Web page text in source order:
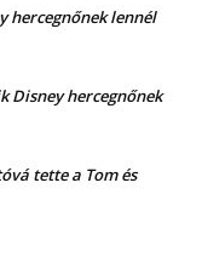
hercegnőnek lennél
Disney hercegnőnek
tette a Tom és